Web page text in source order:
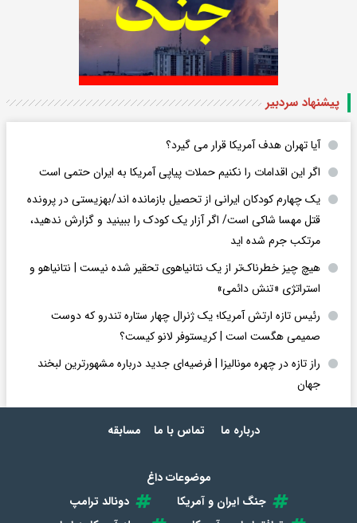
پیشنهاد سردبیر
آیا تهران هدف آمریکا قرار می گیرد؟
اگر این اقدامات را نکنیم حملات پیاپی آمریکا به ایران حتمی است
یک چهارم کودکان ایرانی از تحصیل بازمانده اند/بهزیستی در پرونده
قتل مهسا شاکی است/ اگر آزار یک کودک را ببینید و گزارش ندهید،
مرتکب جرم شده اید
هیچ چیز خطرناک‌تر از یک نتانیاهوی تحقیر شده نیست | نتانیاهو و
استراتژی «تنش دائمی»
رئیس تازه ارتش آمریکا؛ یک ژنرال چهار ستاره تندرو که دوست
صمیمی هگست است | کریستوفر لانو کیست؟
راز تازه در چهره مونالیزا | فرضیه‌ای جدید درباره مشهورترین لبخند
جهان
درباره ما تماس با ما مسابقه
موضوعات داغ
جنگ ایران و آمریکا
دونالد ترامپ